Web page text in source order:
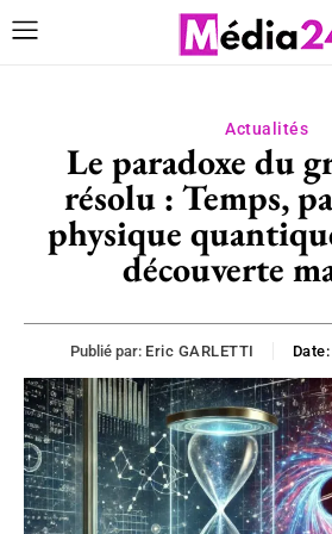
Actualités
Le paradoxe du
résolu : Temps,
physique
découverte
Publié par: Eric GARLETTI Date: